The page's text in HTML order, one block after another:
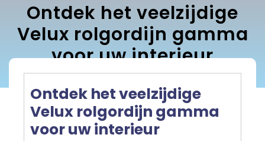
Ontdek het veelzijdige
Velux rolgordijn gamma
voor uw interieur
Ontdek het veelzijdige
Velux rolgordijn gamma
voor uw interieur